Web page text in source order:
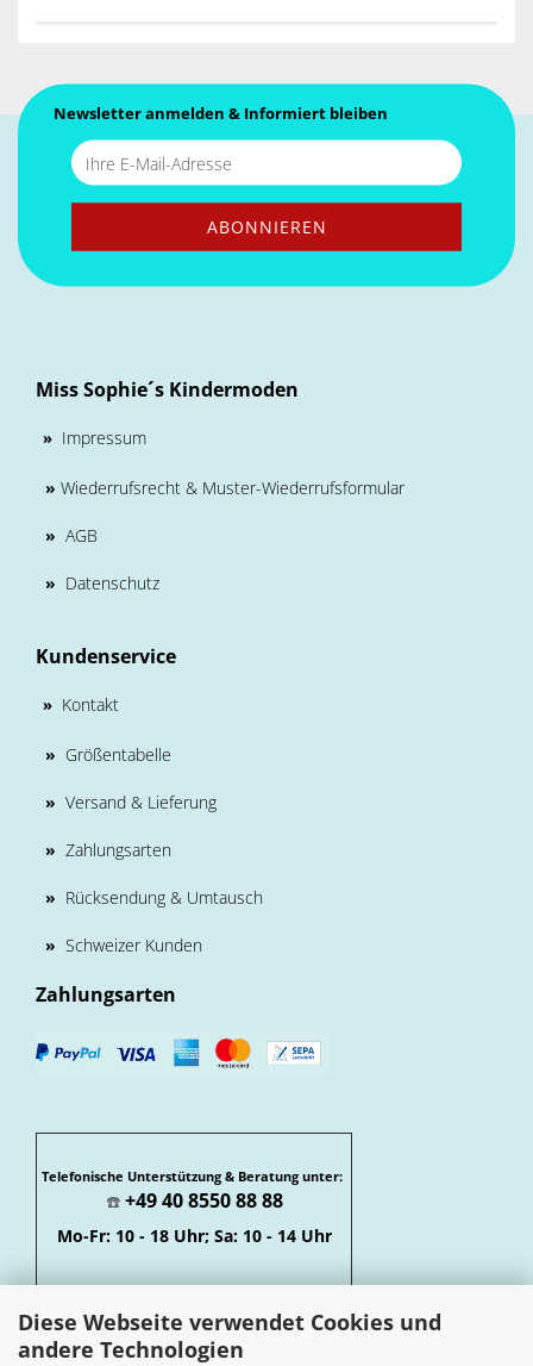
Diese Webseite verwendet Cookies und
andere Technologien
Newsletter anmelden & Informiert bleiben
Miss Sophie´s Kindermoden
» Impressum
» Wiederrufsrecht & Muster-Wiederrufsformular
» AGB
» Datenschutz
Kundenservice
» Kontakt
» Größentabelle
» Versand & Lieferung
» Zahlungsarten
» Rücksendung & Umtausch
» Schweizer Kunden
Zahlungsarten
Telefonische Unterstützung & Beratung unter:
☎️ +49 40 8550 88 88
Mo-Fr: 10 - 18 Uhr; Sa: 10 - 14 Uhr